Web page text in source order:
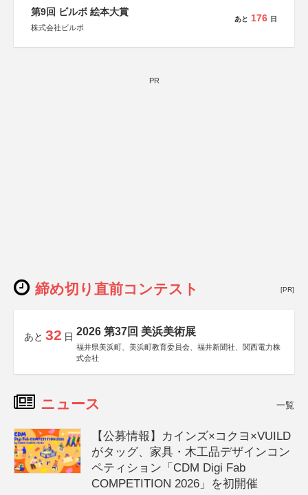
第9回 ビルボ 絵本大賞
株式会社ビルボ
あと 176 日
PR
締め切り直前コンテスト [PR]
あと 32 日 2026 第37回 美浜美術展
福井県美浜町、美浜町教育委員会、福井新聞社、関西電力株
式会社
ニュース 一覧
【公募情報】カインズ×コクヨ×VUILD
がタッグ、家具・木工品デザインコン
ペティション「CDM Digi Fab
COMPETITION 2026」を初開催